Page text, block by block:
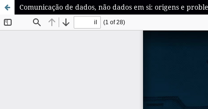
Comunicação de dados, não dados em si: origens e